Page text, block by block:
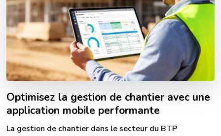
Optimisez la gestion de chantier avec une
application mobile performante
La gestion de chantier dans le secteur du BTP